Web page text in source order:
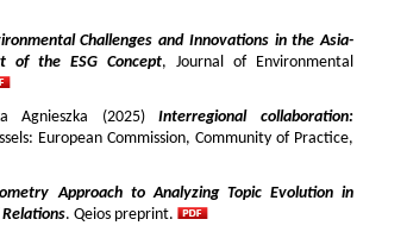
Challenges and Innovations in the Asia-
of the ESG Concept, Journal of Environmental
Agnieszka (2025)Interregional collaboration:
European Commission, Community of Practice,
Approach to Analyzing Topic Evolution in
. Qeios preprint.